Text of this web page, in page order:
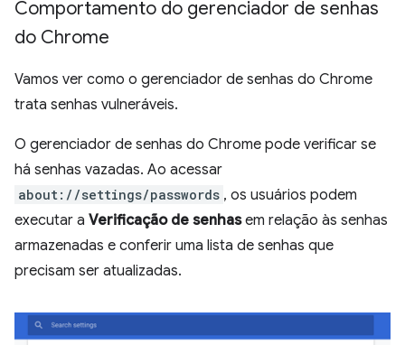
Comportamento do gerenciador de senhas
do Chrome
Vamos ver como o gerenciador de senhas do Chrome
trata senhas vulneráveis.
O gerenciador de senhas do Chrome pode verificar se
há senhas vazadas. Ao acessar
about://settings/passwords , os usuários podem
executar a Verificação de senhasem relação às senhas
armazenadas e conferir uma lista de senhas que
precisam ser atualizadas.